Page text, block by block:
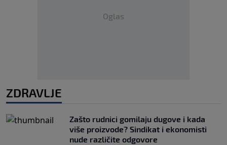
Oglas
ZDRAVLJE
Zašto rudnici gomilaju dugove i kada
više proizvode? Sindikat i ekonomisti
nude različite odgovore